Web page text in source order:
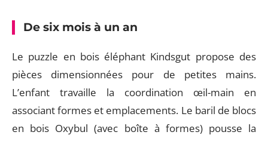
De six mois à un an
Le puzzle en bois éléphant Kindsgut propose des
pièces dimensionnées pour de petites mains.
L’enfant travaille la coordination œil-main en
associant formes et emplacements. Le baril de blocs
en bois Oxybul (avec boîte à formes) pousse la